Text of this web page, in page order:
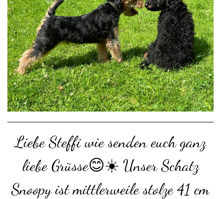
Liebe Steffi wie senden euch ganz
liebe Grüsse😊☀️ Unser Schatz
Snoopy ist mittlerweile stolze 41 cm